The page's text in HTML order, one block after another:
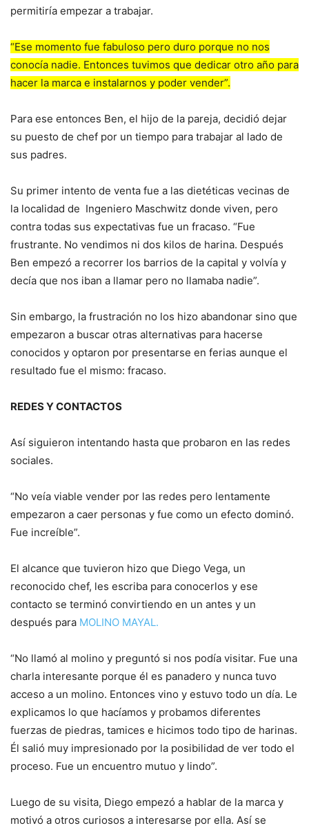
permitiría empezar a trabajar.
“Ese momento fue fabuloso pero duro porque no nos
conocía nadie. Entonces tuvimos que dedicar otro año para
hacer la marca e instalarnos y poder vender”.
Para ese entonces Ben, el hijo de la pareja, decidió dejar
su puesto de chef por un tiempo para trabajar al lado de
sus padres.
Su primer intento de venta fue a las dietéticas vecinas de
la localidad de Ingeniero Maschwitz donde viven, pero
contra todas sus expectativas fue un fracaso. “Fue
frustrante. No vendimos ni dos kilos de harina. Después
Ben empezó a recorrer los barrios de la capital y volvía y
decía que nos iban a llamar pero no llamaba nadie”.
Sin embargo, la frustración no los hizo abandonar sino que
empezaron a buscar otras alternativas para hacerse
conocidos y optaron por presentarse en ferias aunque el
resultado fue el mismo: fracaso.
REDES Y CONTACTOS
Así siguieron intentando hasta que probaron en las redes
sociales.
“No veía viable vender por las redes pero lentamente
empezaron a caer personas y fue como un efecto dominó.
Fue increíble”.
El alcance que tuvieron hizo que Diego Vega, un
reconocido chef, les escriba para conocerlos y ese
contacto se terminó convirtiendo en un antes y un
después para MOLINO MAYAL.
“No llamó al molino y preguntó si nos podía visitar. Fue una
charla interesante porque él es panadero y nunca tuvo
acceso a un molino. Entonces vino y estuvo todo un día. Le
explicamos lo que hacíamos y probamos diferentes
fuerzas de piedras, tamices e hicimos todo tipo de harinas.
Él salió muy impresionado por la posibilidad de ver todo el
proceso. Fue un encuentro mutuo y lindo”.
Luego de su visita, Diego empezó a hablar de la marca y
motivó a otros curiosos a interesarse por ella. Así se